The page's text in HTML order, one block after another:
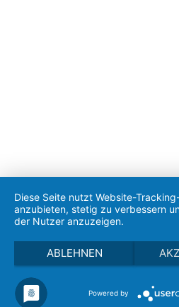
Diese Seite nutzt Website-
anzubieten, stetig zu verbessern
der Nutzer anzuzeigen.
ABLEHNEN
Powered by